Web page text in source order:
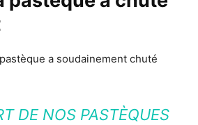
a soudainement chuté
DE NOS PASTÈQUES